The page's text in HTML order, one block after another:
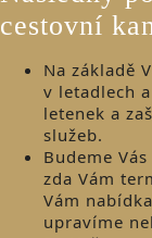
cestovní
Na základě
v letadlech
letenek a
služeb.
Budeme
zda Vám
Vám
upravíme